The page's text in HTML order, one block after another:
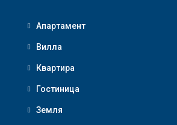
Апартамент
Вилла
Квартира
Гостиница
Земля